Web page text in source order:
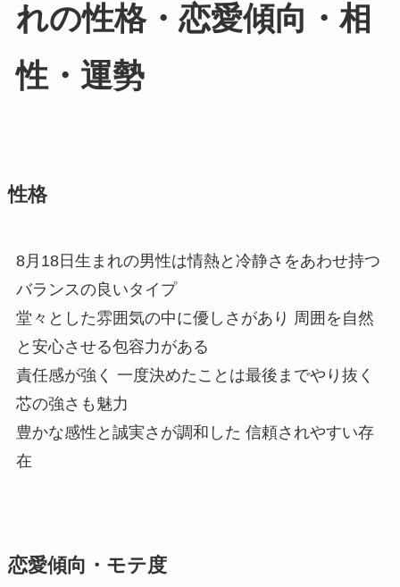
れの性格・恋愛傾向・相
性・運勢
性格
8月18日生まれの男性は情熱と冷静さをあわせ持つ
バランスの良いタイプ
堂々とした雰囲気の中に優しさがあり 周囲を自然
と安心させる包容力がある
責任感が強く 一度決めたことは最後までやり抜く
芯の強さも魅力
豊かな感性と誠実さが調和した 信頼されやすい存
在
恋愛傾向・モテ度